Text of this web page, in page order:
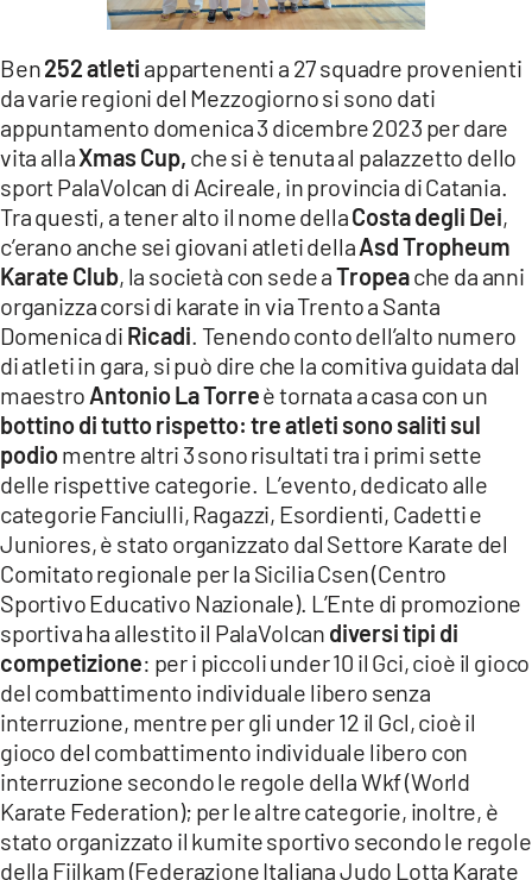
LACONAIR.IT
LACITYMAG.IT
ILREGGINO.IT
COSENZACHANNEL.IT
ILVIBONESE.IT
CATANZAROCHANNEL.IT
LACAPITALENEWS.IT
App
ANDROID
APPLE
Ben252 atleti appartenenti a 27 squadre provenienti
da varie regioni del Mezzogiorno si sono dati
appuntamento domenica 3 dicembre 2023 per dare
vita allaXmas Cup, che si è tenuta al palazzetto dello
sport PalaVolcan di Acireale, in provincia di Catania.
Tra questi, a tener alto il nome dellaCosta degli Dei,
c’erano anche sei giovani atleti dellaAsd Tropheum
Karate Club, la società con sede aTropeache da anni
organizza corsi di karate in via Trento a Santa
Domenica di Ricadi . Tenendo conto dell’alto numero
di atleti in gara, si può dire che la comitiva guidata dal
maestro Antonio La Torreè tornata a casa con un
bottino di tutto rispetto: tre atleti sono saliti sul
podiomentre altri 3 sono risultati tra i primi sette
delle rispettive categorie. L’evento, dedicato alle
categorie Fanciulli, Ragazzi, Esordienti, Cadetti e
Juniores, è stato organizzato dal Settore Karate del
Comitato regionale per la Sicilia Csen (Centro
Sportivo Educativo Nazionale). L’Ente di promozione
sportiva ha allestito il PalaVolcan diversi tipi di
competizione: per i piccoli under 10 il Gci, cioè il gioco
del combattimento individuale libero senza
interruzione, mentre per gli under 12 il Gcl, cioè il
gioco del combattimento individuale libero con
interruzione secondo le regole della Wkf (World
Karate Federation); per le altre categorie, inoltre, è
stato organizzato il kumite sportivo secondo le regole
della Fijlkam (Federazione Italiana Judo Lotta Karate